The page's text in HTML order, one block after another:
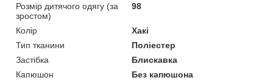
Розмір дитячого одягу (за
зростом)
98
Колір
Хакі
Тип тканини
Поліестер
Застібка
Блискавка
Капюшон
Без капюшона